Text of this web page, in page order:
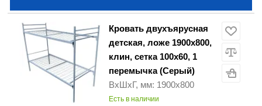
Кровать двухъярусная
детская, ложе 1900х800,
клин, сетка 100х60, 1
перемычка (Серый)
ВхШхГ, мм: 1900х800
Есть в наличии